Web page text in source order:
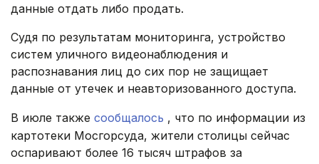
данные отдать либо продать.
Судя по результатам мониторинга, устройство
систем уличного видеонаблюдения и
распознавания лиц до сих пор не защищает
данные от утечек и неавторизованного доступа.
В июле также сообщалось , что по информации из
картотеки Мосгорсуда, жители столицы сейчас
оспаривают более 16 тысяч штрафов за